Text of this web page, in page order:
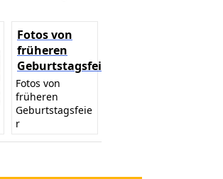
Fotos von
früheren
Geburtstagsfeier
Fotos von
früheren
Geburtstagsfeie
r